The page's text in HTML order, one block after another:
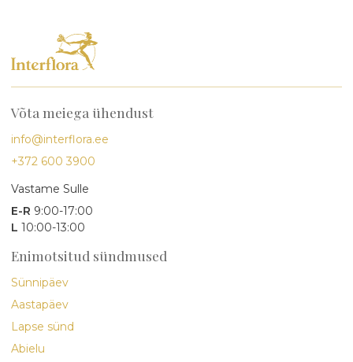
Võta meiega ühendust
info@interflora.ee
+372 600 3900
Vastame Sulle
E-R 9:00-17:00
L 10:00-13:00
Enimotsitud sündmused
Sünnipäev
Aastapäev
Lapse sünd
Abielu